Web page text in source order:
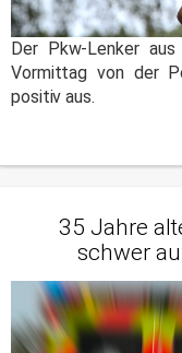
Der Pkw-Lenker
Vormittag von der
positiv aus.
35 Jahre
schwer